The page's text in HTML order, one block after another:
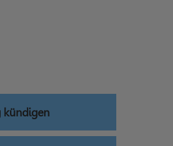
kündigen